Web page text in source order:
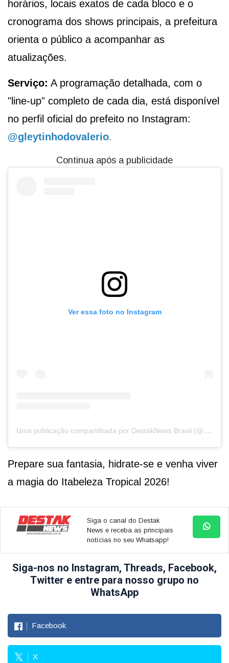
horários, locais exatos de cada bloco e o
cronograma dos shows principais, a prefeitura
orienta o público a acompanhar as
atualizações.
Serviço: A programação detalhada, com o
"line-up" completo de cada dia, está disponível
no perfil oficial do prefeito no Instagram:
@gleytinhodovalerio.
Continua após a publicidade
Ver essa foto no Instagram
U
ma publicação compartilhada por DestakNews Brasil (@destaknewsbrasiloficial)
Prepare sua fantasia, hidrate-se e venha viver
a magia do Itabeleza Tropical 2026!
Siga o canal do Destak
News e receba as principais
notícias no seu Whatsapp!
Siga-nos no Instagram, Threads, Facebook,
Twitter e entre para nosso grupo no
WhatsApp
Facebook
X